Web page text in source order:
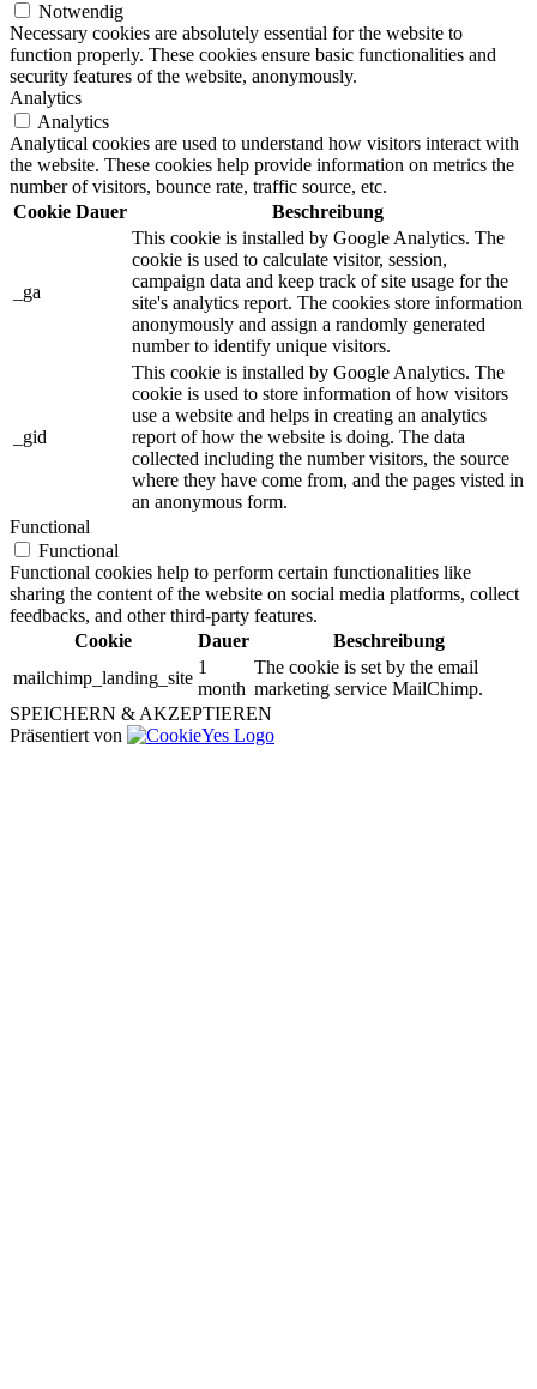
Notwendig
Necessary cookies are absolutely essential for the website to
function properly. These cookies ensure basic functionalities and
security features of the website, anonymously.
Analytics
Analytics
Analytical cookies are used to understand how visitors interact with
the website. These cookies help provide information on metrics the
number of visitors, bounce rate, traffic source, etc.
Cookie Dauer Beschreibung
_ga
This cookie is installed by Google Analytics. The
cookie is used to calculate visitor, session,
campaign data and keep track of site usage for the
site's analytics report. The cookies store information
anonymously and assign a randomly generated
number to identify unique visitors.
_gid
This cookie is installed by Google Analytics. The
cookie is used to store information of how visitors
use a website and helps in creating an analytics
report of how the website is doing. The data
collected including the number visitors, the source
where they have come from, and the pages visted in
an anonymous form.
Functional
Functional
Functional cookies help to perform certain functionalities like
sharing the content of the website on social media platforms, collect
feedbacks, and other third-party features.
Cookie
Dauer
Beschreibung
mailchimp_landing_site
1
month
The cookie is set by the email
marketing service MailChimp.
SPEICHERN & AKZEPTIEREN
Präsentiert von